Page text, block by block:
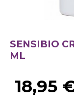
SENSIBIO
ML
18,95